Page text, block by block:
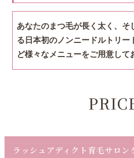
あなたのまつ毛が長く太く、そ
る 日本初のノンニードルトリー
ど様々なメニューをご用意して
ラッシュアディクト育毛サロン